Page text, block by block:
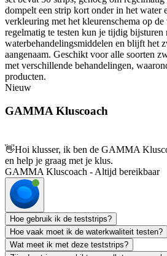
dompelt een strip kort onder in het water
verkleuring met het kleurenschema op
regelmatig te testen kun je tijdig bijsturen
waterbehandelingsmiddelen en blijft het
aangenaam. Geschikt voor alle soorten
met verschillende behandelingen,
producten.
Nieuw
GAMMA Kluscoach
👋Hoi klusser, ik ben de GAMMA
en help je graag met je klus.
GAMMA Kluscoach - Altijd bereikbaar
Hoe gebruik ik de teststrips?
Hoe vaak moet ik de waterkwaliteit testen?
Wat meet ik met deze teststrips?